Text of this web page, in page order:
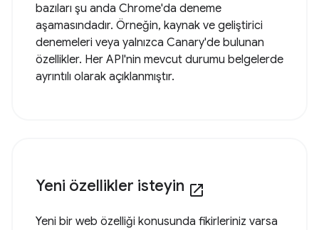
bazıları şu anda Chrome'da deneme
aşamasındadır. Örneğin, kaynak ve geliştirici
denemeleri veya yalnızca Canary'de bulunan
özellikler. Her API'nin mevcut durumu belgelerde
ayrıntılı olarak açıklanmıştır.
Yeni özellikler isteyin open_in_new
Yeni bir web özelliği konusunda fikirleriniz varsa